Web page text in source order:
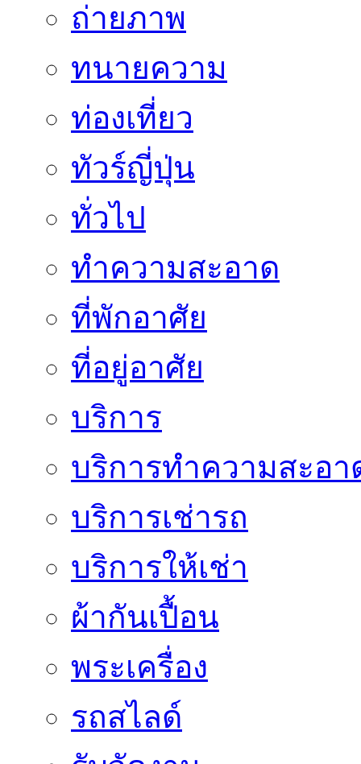
ถ่ายภาพ
ทนายความ
ท่องเที่ยว
ทัวร์ญี่ปุ่น
ทั่วไป
ทำความสะอาด
ที่พักอาศัย
ที่อยู่อาศัย
บริการ
บริการทำความสะอา
บริการเช่ารถ
บริการให้เช่า
ผ้ากันเปื้อน
พระเครื่อง
รถสไลด์